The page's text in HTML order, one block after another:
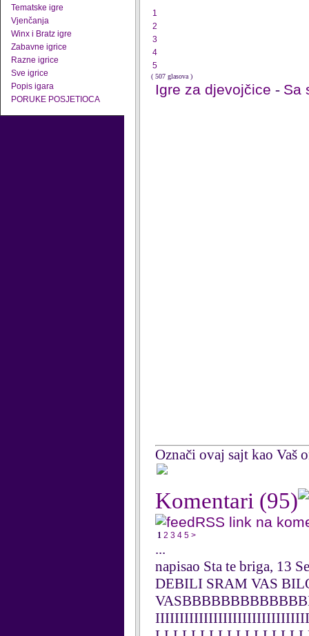
Tematske igre
Vjenčanja
Winx i Bratz igre
Zabavne igrice
Razne igrice
Sve igrice
Popis igara
PORUKE POSJETIOCA
1
2
3
4
5
( 507 glasova )
Igre za djevojčice - Sa
Označi ovaj sajt kao Vaš
Komentari (95)
RSS link na
1 2 3 4 5 >
...
napisao Sta te briga, 13
DEBILI SRAM VAS